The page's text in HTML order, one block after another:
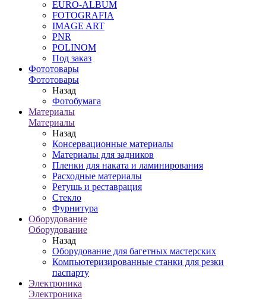
EURO-ALBUM
FOTOGRAFIA
IMAGE ART
PNR
POLINOM
Под заказ
Фототовары
Фототовары
Назад
Фотобумага
Материалы
Материалы
Назад
Консервационные материалы
Материалы для задников
Пленки для наката и ламинирования
Расходные материалы
Ретушь и реставрация
Стекло
Фурнитура
Оборудование
Оборудование
Назад
Оборудование для багетных мастерских
Компьютеризированные станки для резки
паспарту
Электроника
Электроника